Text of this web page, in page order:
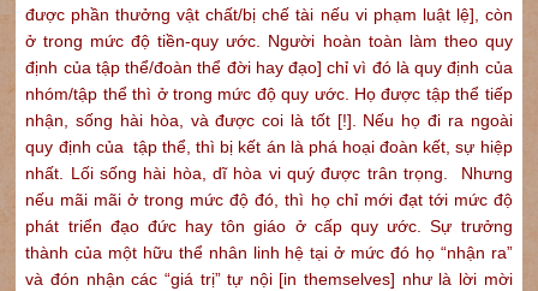
được phần thưởng vật chất/bị chế tài nếu vi phạm luật lệ], còn
ở trong mức độ tiền-quy ước. Người hoàn toàn làm theo quy
định của tập thể/đoàn thể đời hay đạo] chỉ vì đó là quy định của
nhóm/tập thể thì ở trong mức độ quy ước. Họ được tập thể tiếp
nhận, sống hài hòa, và được coi là tốt [!]. Nếu họ đi ra ngoài
quy định của tập thể, thì bị kết án là phá hoại đoàn kết, sự hiệp
nhất. Lối sống hài hòa, dĩ hòa vi quý được trân trọng. Nhưng
nếu mãi mãi ở trong mức độ đó, thì họ chỉ mới đạt tới mức độ
phát triển đạo đức hay tôn giáo ở cấp quy ước. Sự trưởng
thành của một hữu thể nhân linh hệ tại ở mức đó họ “nhận ra”
và đón nhận các “giá trị” tự nội [in themselves] như là lời mời